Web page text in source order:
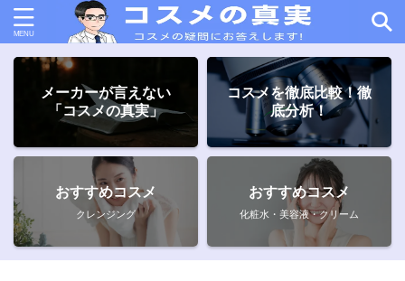
メーカーが言えない
「コスメの真実」
コスメを徹底比較！徹
底分析！
おすすめコスメ
クレンジング
おすすめコスメ
化粧水・美容液・クリーム